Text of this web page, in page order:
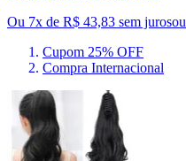
Ou 7x de R$ 43,83 sem jurosou
Cupom 25% OFF
Compra Internacional